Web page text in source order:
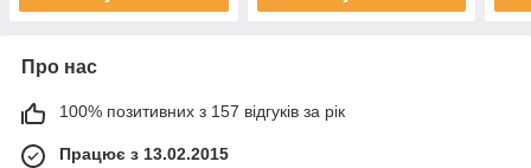
Про нас
100% позитивних з 157 відгуків за рік
Працює з 13.02.2015